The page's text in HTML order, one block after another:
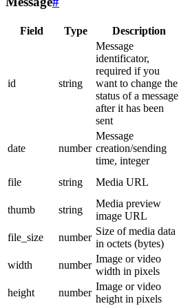
Field Type Description
id string
Message
identificator,
required if you
want to change the
status of a message
after it has been
sent
date number
Message
creation/sending
time, integer
file string Media URL
thumb
string
Media preview
image URL
file_size
number
Size of media data
in octets (bytes)
width
number
Image or video
width in pixels
height
number
Image or video
height in pixels